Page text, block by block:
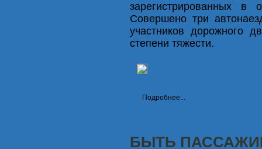
зарегистрированных
Совершено три
участников дорожного
степени тяжести.
Подробнее...
БЫТЬ